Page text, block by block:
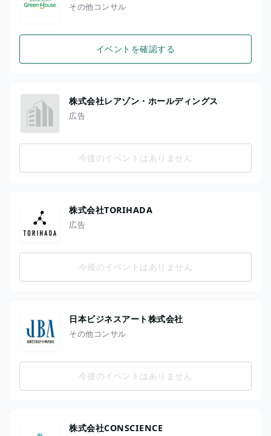
その他コンサル
イベントを確認する
株式会社レアゾン・ホールディングス
広告
今後のイベントはありません
株式会社TORIHADA
広告
今後のイベントはありません
日本ビジネスアート株式会社
その他コンサル
今後のイベントはありません
株式会社CONSCIENCE